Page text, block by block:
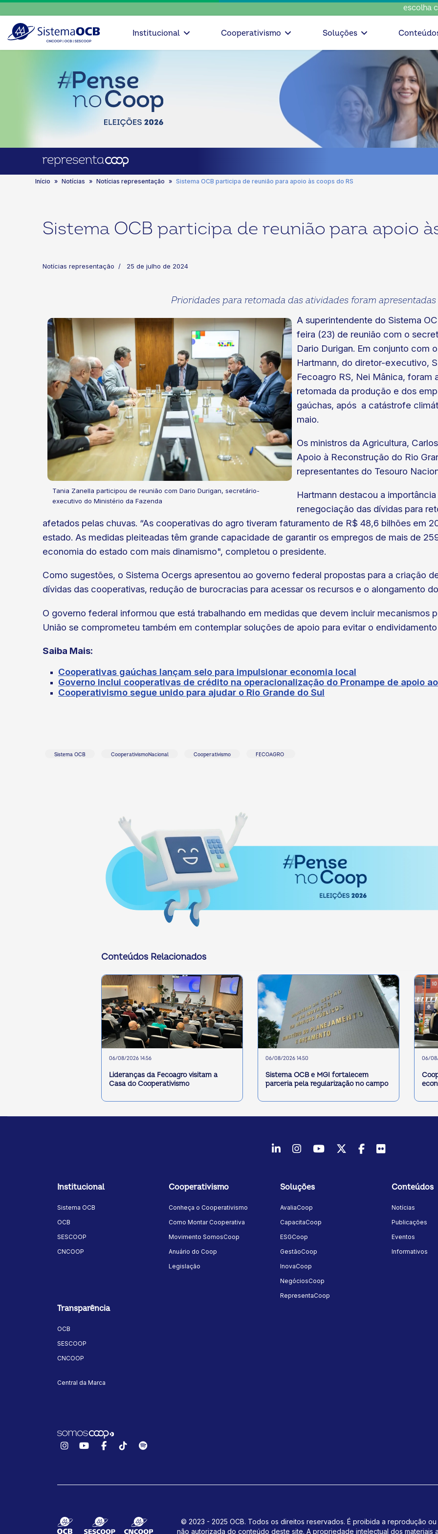
escolha consciente,
Institucional Cooperativismo Soluções
Início Notícias Notícias representação Sistema OCB participa de reunião para apoio às coops do RS
Sistema OCB participa de reunião para apoio
Notícias representação 25 de julho de 2024
Prioridades para retomada das atividades foram
Tania Zanella participou de reunião com Dario Durigan, secretário-
executivo do Ministério da Fazenda
A superintendente do Sistema
feira (23) de reunião com o
Dario Durigan. Em conjunto com
Hartmann, do diretor-executivo,
Fecoagro RS, Nei Mânica, foram
retomada da produção e dos
gaúchas, após a catástrofe
maio.
Os ministros da Agricultura,
Apoio à Reconstrução do Rio
representantes do Tesouro
Hartmann destacou a
renegociação das dívidas para
afetados pelas chuvas. “As cooperativas do agro tiveram faturamento de R$ 48,6 bilhões em
estado. As medidas pleiteadas têm grande capacidade de garantir os empregos de mais de
economia do estado com mais dinamismo", completou o presidente.
Como sugestões, o Sistema Ocergs apresentou ao governo federal propostas para a criação
dívidas das cooperativas, redução de burocracias para acessar os recursos e o alongamento
O governo federal informou que está trabalhando em medidas que devem incluir mecanismos
União se comprometeu também em contemplar soluções de apoio para evitar o
Saiba Mais:
Cooperativas gaúchas lançam selo para impulsionar economia local
Governo inclui cooperativas de crédito na operacionalização do Pronampe de apoio
Cooperativismo segue unido para ajudar o Rio Grande do Sul
Sistema OCB CooperativismoNacional Cooperativismo FECOAGRO
Conteúdos Relacionados
06/08/2026 14:56
Lideranças da Fecoagro visitam a
Casa do Cooperativismo
06/08/2026 14:50
Sistema OCB e MGI fortalecem
parceria pela regularização no campo
06/
LinkedInInstagram
YoutubeTwitter/X
Facebook
Flickr
Institucional
Sistema OCB
OCB
SESCOOP
CNCOOP
Cooperativismo
Conheça o Cooperativismo
Como Montar Cooperativa
Movimento SomosCoop
Anuário do Coop
Legislação
Soluções
AvaliaCoop
CapacitaCoop
ESGCoop
GestãoCoop
InovaCoop
NegóciosCoop
RepresentaCoop
Conteúdos
Notícias
Publicações
Eventos
Informativos
Transparência
OCB
SESCOOP
CNCOOP
Central da Marca
InstagramYouTubeFacebook
TikTokSpotify
© 2023 - 2025 OCB. Todos os direitos reservados. É proibida a reprodução
não autorizada do conteúdo deste site. A propriedade intelectual dos materiais